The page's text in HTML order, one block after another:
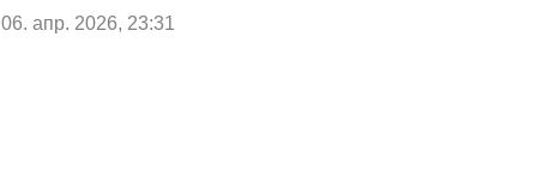
06. апр. 2026, 23:31